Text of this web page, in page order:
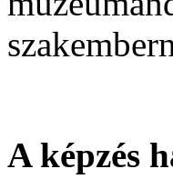
A képzés